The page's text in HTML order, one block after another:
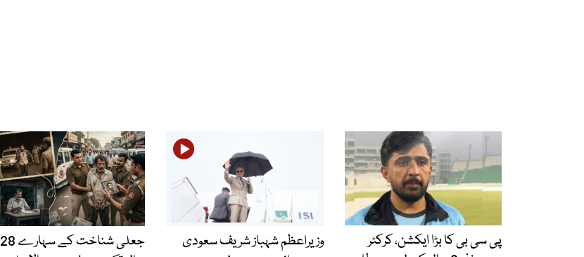
پی سی بی کا بڑا ایکشن، کرکٹر
وزیراعظم شہباز شریف سعودی
جعلی شناخت کے سہارے 28